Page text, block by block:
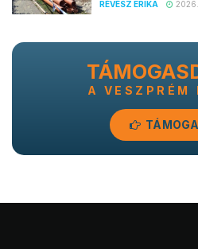
RÉVÉSZ ERIKA
A VESZPRÉM